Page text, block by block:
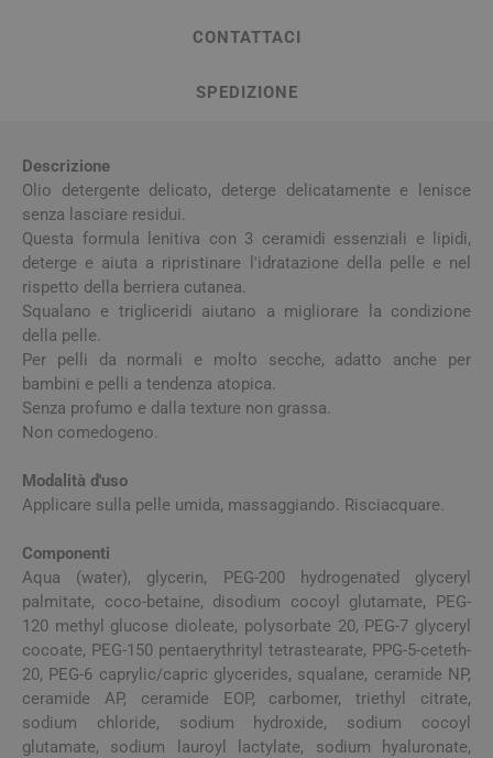
CONTATTACI
SPEDIZIONE
Descrizione
Olio detergente delicato, deterge delicatamente e lenisce
senza lasciare residui.
Questa formula lenitiva con 3 ceramidi essenziali e lipidi,
deterge e aiuta a ripristinare l'idratazione della pelle e nel
rispetto della berriera cutanea.
Squalano e trigliceridi aiutano a migliorare la condizione
della pelle.
Per pelli da normali e molto secche, adatto anche per
bambini e pelli a tendenza atopica.
Senza profumo e dalla texture non grassa.
Non comedogeno.
Modalità d'uso
Applicare sulla pelle umida, massaggiando. Risciacquare.
Componenti
Aqua (water), glycerin, PEG-200 hydrogenated glyceryl
palmitate, coco-betaine, disodium cocoyl glutamate, PEG-
120 methyl glucose dioleate, polysorbate 20, PEG-7 glyceryl
cocoate, PEG-150 pentaerythrityl tetrastearate, PPG-5-ceteth-
20, PEG-6 caprylic/capric glycerides, squalane, ceramide NP,
ceramide AP, ceramide EOP, carbomer, triethyl citrate,
sodium chloride, sodium hydroxide, sodium cocoyl
glutamate, sodium lauroyl lactylate, sodium hyaluronate,